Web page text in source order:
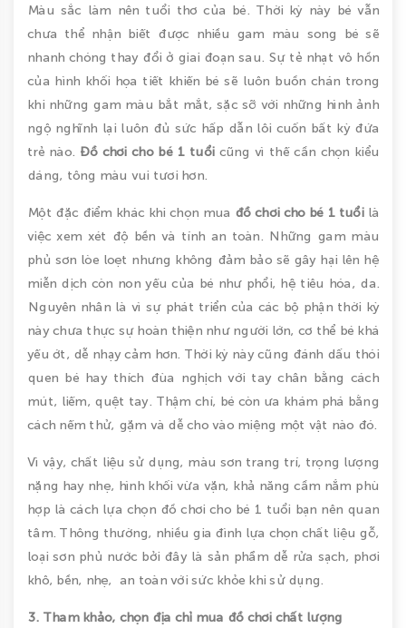
Màu sắc làm nên tuổi thơ của bé. Thời kỳ này bé vẫn
chưa thể nhận biết được nhiều gam màu song bé sẽ
nhanh chóng thay đổi ở giai đoạn sau. Sự tẻ nhạt vô hồn
của hình khối họa tiết khiến bé sẽ luôn buồn chán trong
khi những gam màu bắt mắt, sặc sỡ với những hình ảnh
ngộ nghĩnh lại luôn đủ sức hấp dẫn lôi cuốn bất kỳ đứa
trẻ nào. Đồ chơi cho bé 1 tuổicũng vì thế cần chọn kiểu
dáng, tông màu vui tươi hơn.
Một đặc điểm khác khi chọn mua đồ chơi cho bé 1 tuổilà
việc xem xét độ bền và tính an toàn. Những gam màu
phủ sơn lòe loẹt nhưng không đảm bảo sẽ gây hại lên hệ
miễn dịch còn non yếu của bé như phổi, hệ tiêu hóa, da.
Nguyên nhân là vì sự phát triển của các bộ phận thời kỳ
này chưa thực sự hoàn thiện như người lớn, cơ thể bé khá
yếu ớt, dễ nhạy cảm hơn. Thời kỳ này cũng đánh dấu thói
quen bé hay thích đùa nghịch với tay chân bằng cách
mút, liếm, quệt tay. Thậm chí, bé còn ưa khám phá bằng
cách nếm thử, gặm và dễ cho vào miệng một vật nào đó.
Vì vậy, chất liệu sử dụng, màu sơn trang trí, trọng lượng
nặng hay nhẹ, hình khối vừa vặn, khả năng cầm nắm phù
hợp là cách lựa chọn đồ chơi cho bé 1 tuổi bạn nên quan
tâm. Thông thường, nhiều gia đình lựa chọn chất liệu gỗ,
loại sơn phủ nước bởi đây là sản phẩm dễ rửa sạch, phơi
khô, bền, nhẹ, an toàn với sức khỏe khi sử dụng.
3. Tham khảo, chọn địa chỉ mua đồ chơi chất lượng